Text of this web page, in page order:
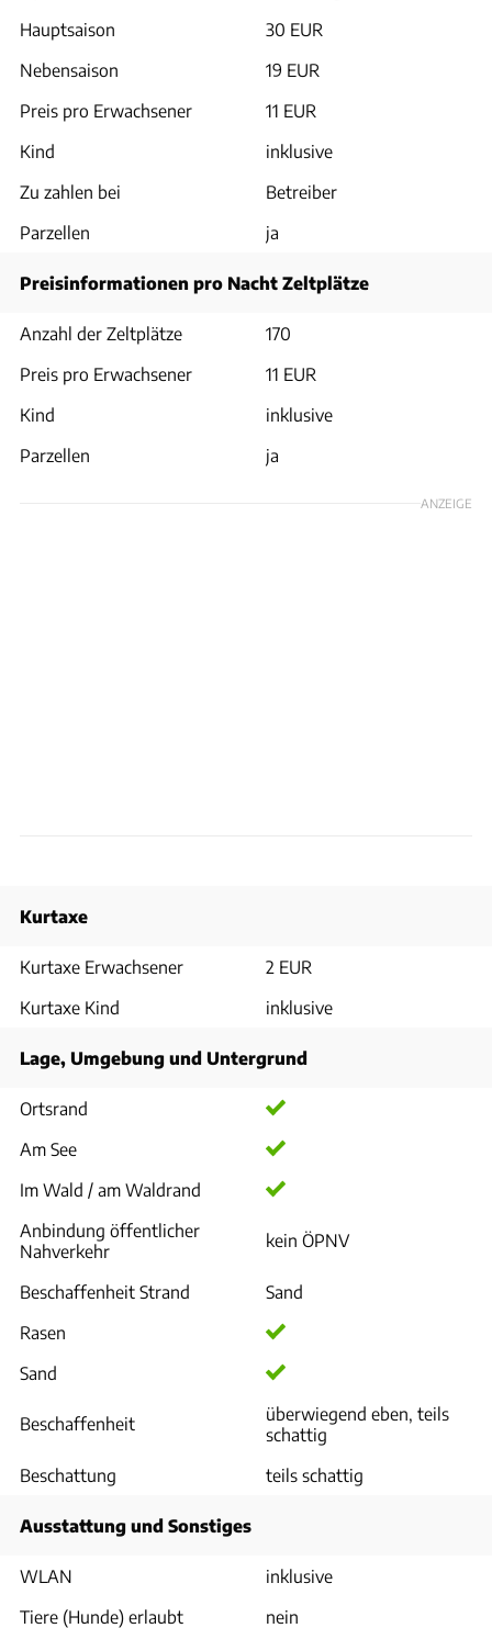
Hauptsaison
30 EUR
Nebensaison
19 EUR
Preis pro Erwachsener
11 EUR
Kind
inklusive
Zu zahlen bei
Betreiber
Parzellen
ja
Preisinformationen pro Nacht Zeltplätze
Anzahl der Zeltplätze
170
Preis pro Erwachsener
11 EUR
Kind
inklusive
Parzellen
ja
ANZEIGE
Kurtaxe
Kurtaxe Erwachsener
2 EUR
Kurtaxe Kind
inklusive
Lage, Umgebung und Untergrund
Ortsrand
Am See
Im Wald / am Waldrand
Anbindung öffentlicher
Nahverkehr
kein ÖPNV
Beschaffenheit Strand
Sand
Rasen
Sand
Beschaffenheit
überwiegend eben, teils
schattig
Beschattung
teils schattig
Ausstattung und Sonstiges
WLAN
inklusive
Tiere (Hunde) erlaubt
nein